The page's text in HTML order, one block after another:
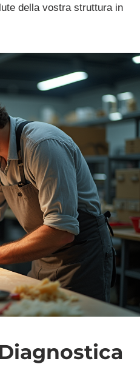
della vostra struttura in